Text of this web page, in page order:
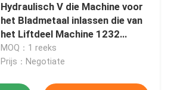
Hydraulisch V die Machine voor
het Bladmetaal inlassen die van
het Liftdeel Machine 1232
groeven
MOQ：1 reeks
Prijs：Negotiate